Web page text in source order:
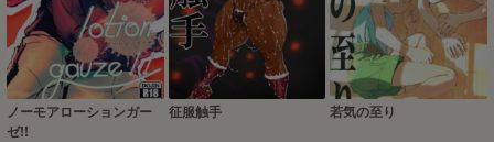
ノーモアローションガー
ゼ!!
征服触手 若気の至り